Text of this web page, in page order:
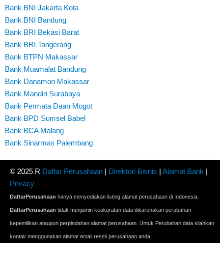
Bank BNI Jakarta Kota
Bank BNI Bandung
Bank BRI Bekasi Barat
Bank BRI Tangerang
Bank BTPN Makassar
Bank Muamalat Bandung
Bank Danamon Makassar
Bank Mandiri Surabaya
Bank Permata Daan Mogot
Bank BPD Sumsel Babel
Bank BCA Malang
Bank Sinarmas Palembang
© 2025 R Daftar Perusahaan | Direktori Bisnis | Alamat Bank |
Privacy
DaftarPerusahaan hanya menyediakan listing alamat perusahaan di Indonesia,
DaftarPerusahaan tidak menjamin keakuratan data dikarenakan perubahan
kepemilikan ataupun perpindahan alamat perusahaan. Untuk Perubahan data silahkan
kontak menggunakan alamat email resmi perusahaan anda.